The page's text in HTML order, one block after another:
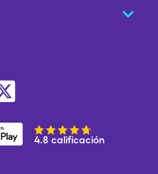
4.8 calificación